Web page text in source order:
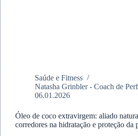
Saúde e Fitness
Natasha Grinbler - Coach de
06.01.2026
Óleo de coco extravirgem: aliado
corredores na hidratação e proteção da